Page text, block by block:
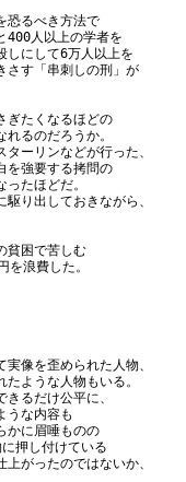
恐るべき方法で
400人以上の学者を
しにして6万人以上を
さす「串刺しの刑」が
ぎたくなるほどの
るのだろうか。
ーリンなどが行った、
を強要する拷問の
たほどだ。
り出しておきながら、
貧困で苦しむ
を浪費した。
像を歪められた人物、
ような人物もいる。
るだけ公平に、
うな内容も
かに眉唾ものの
押し付けている
がったのではないか、